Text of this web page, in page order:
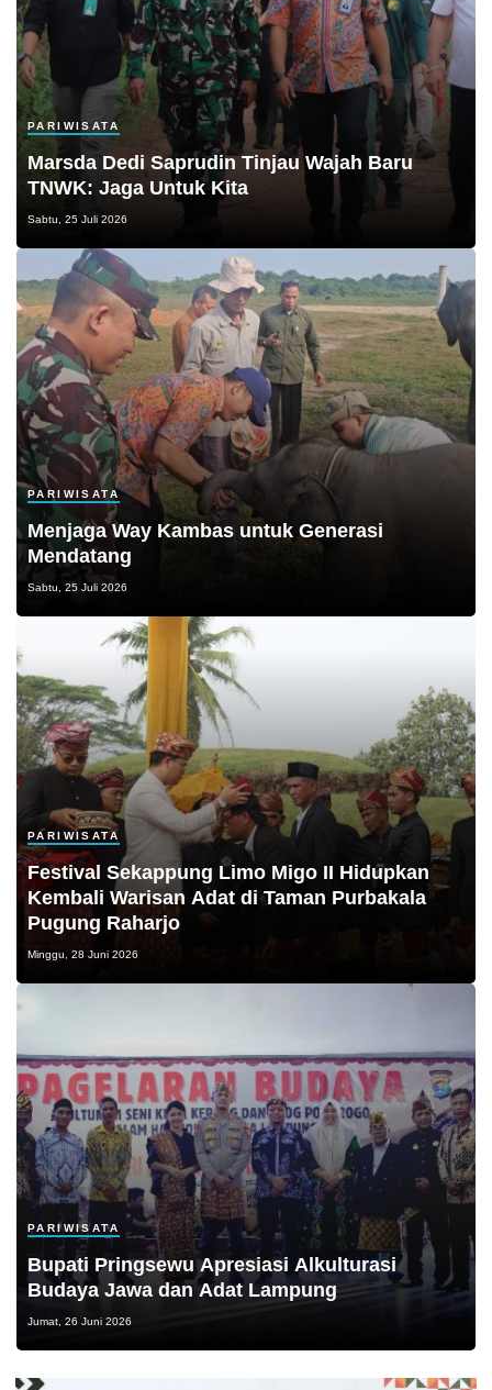
PARIWISATA
Marsda Dedi Saprudin Tinjau Wajah Baru
TNWK: Jaga Untuk Kita
Sabtu, 25 Juli 2026
PARIWISATA
Menjaga Way Kambas untuk Generasi
Mendatang
Sabtu, 25 Juli 2026
PARIWISATA
Festival Sekappung Limo Migo II Hidupkan
Kembali Warisan Adat di Taman Purbakala
Pugung Raharjo
Minggu, 28 Juni 2026
PARIWISATA
Bupati Pringsewu Apresiasi Alkulturasi
Budaya Jawa dan Adat Lampung
Jumat, 26 Juni 2026